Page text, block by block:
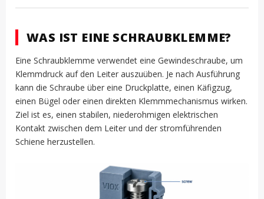
WAS IST EINE SCHRAUBKLEMME?
Eine Schraubklemme verwendet eine Gewindeschraube, um
Klemmdruck auf den Leiter auszuüben. Je nach Ausführung
kann die Schraube über eine Druckplatte, einen Käfigzug,
einen Bügel oder einen direkten Klemmmechanismus wirken.
Ziel ist es, einen stabilen, niederohmigen elektrischen
Kontakt zwischen dem Leiter und der stromführenden
Schiene herzustellen.